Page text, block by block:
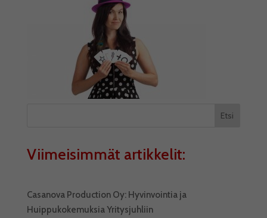
Etsi
Viimeisimmät artikkelit:
Casanova Production Oy: Hyvinvointia ja
Huippukokemuksia Yritysjuhliin